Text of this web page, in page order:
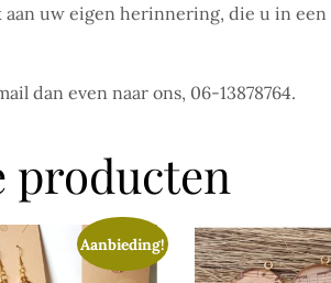
uw eigen herinnering, die u in
dan even naar ons, 06-13878764.
producten
Aanbieding!